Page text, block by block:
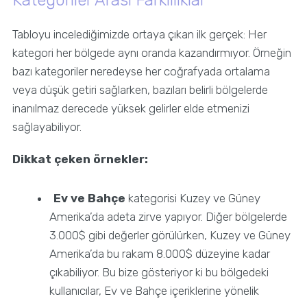
Tabloyu incelediğimizde ortaya çıkan ilk gerçek: Her
kategori her bölgede aynı oranda kazandırmıyor. Örneğin
bazı kategoriler neredeyse her coğrafyada ortalama
veya düşük getiri sağlarken, bazıları belirli bölgelerde
inanılmaz derecede yüksek gelirler elde etmenizi
sağlayabiliyor.
Dikkat çeken örnekler:
Ev ve Bahçe kategorisi Kuzey ve Güney
Amerika’da adeta zirve yapıyor. Diğer bölgelerde
3.000$ gibi değerler görülürken, Kuzey ve Güney
Amerika’da bu rakam 8.000$ düzeyine kadar
çıkabiliyor. Bu bize gösteriyor ki bu bölgedeki
kullanıcılar, Ev ve Bahçe içeriklerine yönelik